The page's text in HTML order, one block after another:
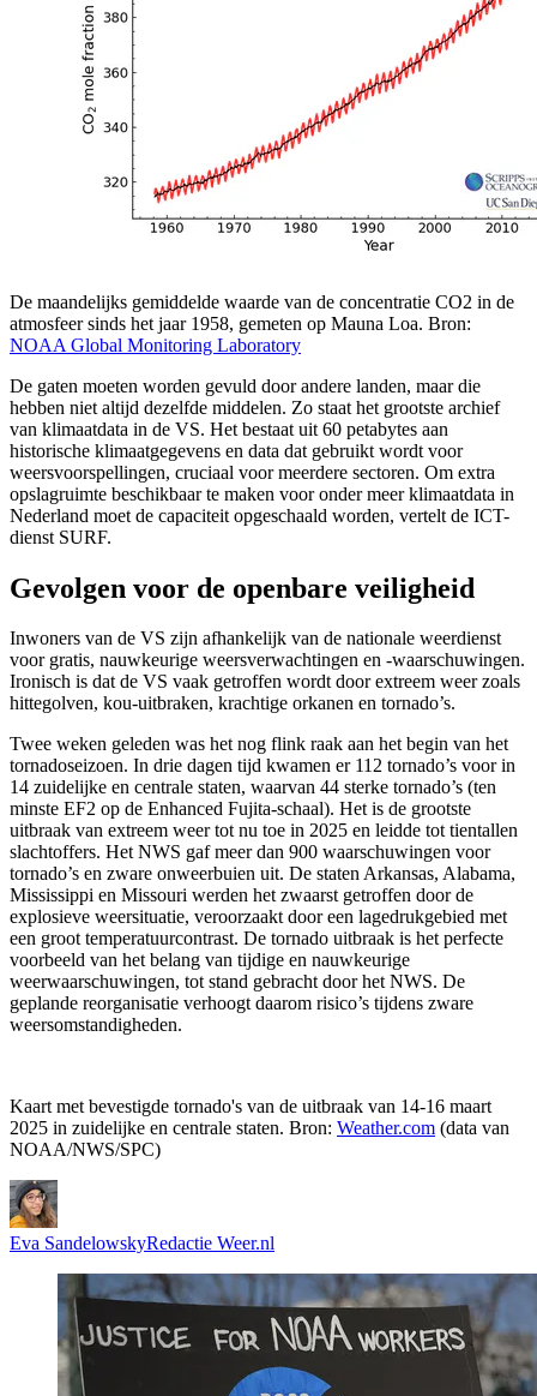
De maandelijks gemiddelde waarde van de concentratie CO2 in de
atmosfeer sinds het jaar 1958, gemeten op Mauna Loa. Bron:
NOAA Global Monitoring Laboratory
De gaten moeten worden gevuld door andere landen, maar die
hebben niet altijd dezelfde middelen. Zo staat het grootste archief
van klimaatdata in de VS. Het bestaat uit 60 petabytes aan
historische klimaatgegevens en data dat gebruikt wordt voor
weersvoorspellingen, cruciaal voor meerdere sectoren. Om extra
opslagruimte beschikbaar te maken voor onder meer klimaatdata in
Nederland moet de capaciteit opgeschaald worden, vertelt de ICT-
dienst SURF.
Gevolgen voor de openbare veiligheid
Inwoners van de VS zijn afhankelijk van de nationale weerdienst
voor gratis, nauwkeurige weersverwachtingen en -waarschuwingen.
Ironisch is dat de VS vaak getroffen wordt door extreem weer zoals
hittegolven, kou-uitbraken, krachtige orkanen en tornado’s.
Twee weken geleden was het nog flink raak aan het begin van het
tornadoseizoen. In drie dagen tijd kwamen er 112 tornado’s voor in
14 zuidelijke en centrale staten, waarvan 44 sterke tornado’s (ten
minste EF2 op de Enhanced Fujita-schaal). Het is de grootste
uitbraak van extreem weer tot nu toe in 2025 en leidde tot tientallen
slachtoffers. Het NWS gaf meer dan 900 waarschuwingen voor
tornado’s en zware onweerbuien uit. De staten Arkansas, Alabama,
Mississippi en Missouri werden het zwaarst getroffen door de
explosieve weersituatie, veroorzaakt door een lagedrukgebied met
een groot temperatuurcontrast. De tornado uitbraak is het perfecte
voorbeeld van het belang van tijdige en nauwkeurige
weerwaarschuwingen, tot stand gebracht door het NWS. De
geplande reorganisatie verhoogt daarom risico’s tijdens zware
weersomstandigheden.
Kaart met bevestigde tornado's van de uitbraak van 14-16 maart
2025 in zuidelijke en centrale staten. Bron: Weather.com (data van
NOAA/NWS/SPC)
Eva SandelowskyRedactie Weer.nl